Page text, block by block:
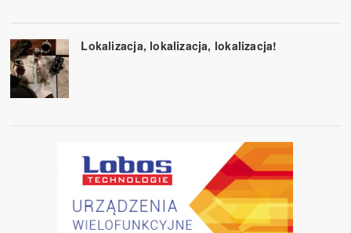
Lokalizacja, lokalizacja, lokalizacja!